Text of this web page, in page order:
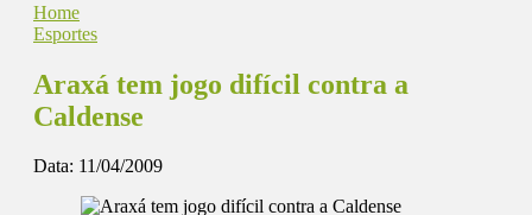
Home
Esportes
Araxá tem jogo difícil contra a
Caldense
Data: 11/04/2009